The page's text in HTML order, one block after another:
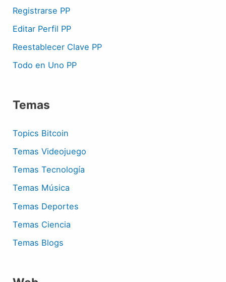
Registrarse PP
Editar Perfil PP
Reestablecer Clave PP
Todo en Uno PP
Temas
Topics Bitcoin
Temas Videojuego
Temas Tecnología
Temas Música
Temas Deportes
Temas Ciencia
Temas Blogs